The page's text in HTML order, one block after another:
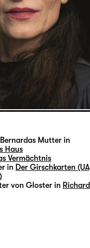
Mutter in
Haus
Vermächtnis
in Der Girschkarten
von Gloster in Richard